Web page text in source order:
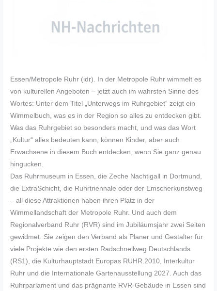
Essen/Metropole Ruhr (idr). In der Metropole Ruhr wimmelt es
von kulturellen Angeboten – jetzt auch im wahrsten Sinne des
Wortes: Unter dem Titel „Unterwegs im Ruhrgebiet“ zeigt ein
Wimmelbuch, was es in der Region so alles zu entdecken gibt.
Was das Ruhrgebiet so besonders macht, und was das Wort
„Kultur“ alles bedeuten kann, können Kinder, aber auch
Erwachsene in diesem Buch entdecken, wenn Sie ganz genau
hingucken.
Das Ruhrmuseum in Essen, die Zeche Nachtigall in Dortmund,
die ExtraSchicht, die Ruhrtriennale oder der Emscherkunstweg
– all diese Attraktionen haben ihren Platz in der
Wimmellandschaft der Metropole Ruhr. Und auch dem
Regionalverband Ruhr (RVR) sind im Jubiläumsjahr zwei Seiten
gewidmet. Sie zeigen den Verband als Planer und Gestalter für
viele Projekte wie den ersten Radschnellweg Deutschlands
(RS1), die Kulturhauptstadt Europas RUHR.2010, Interkultur
Ruhr und die Internationale Gartenausstellung 2027. Auch das
Ruhrparlament und das prägnante RVR-Gebäude in Essen sind